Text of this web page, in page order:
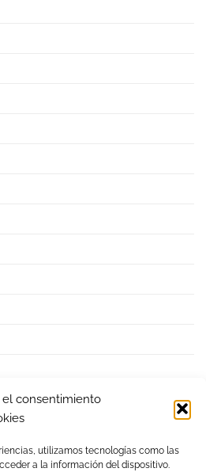
el consentimiento
utilizamos tecnologías como las
a la información del dispositivo.